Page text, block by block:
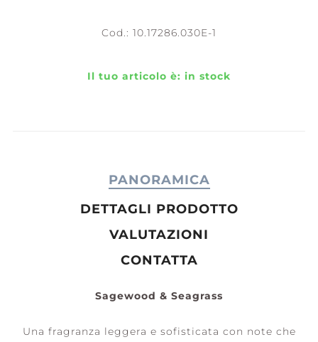
Cod.: 10.17286.030E-1
Il tuo articolo è: in stock
PANORAMICA
DETTAGLI PRODOTTO
VALUTAZIONI
CONTATTA
Sagewood & Seagrass
Una fragranza leggera e sofisticata con note che